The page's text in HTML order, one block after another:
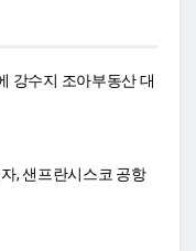
강수지 조아부동산 대
, 샌프란시스코 공항